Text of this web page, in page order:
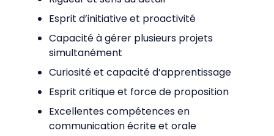
Esprit d’initiative et proactivité
Capacité à gérer plusieurs projets
simultanément
Curiosité et capacité d’apprentissage
Esprit critique et force de proposition
Excellentes compétences en
communication écrite et orale